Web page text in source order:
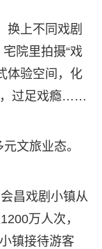
换上不同戏剧
院里拍摄“戏
体验空间，化
，过足戏瘾……
文旅业态。
昌戏剧小镇从
万人次，
镇接待游客